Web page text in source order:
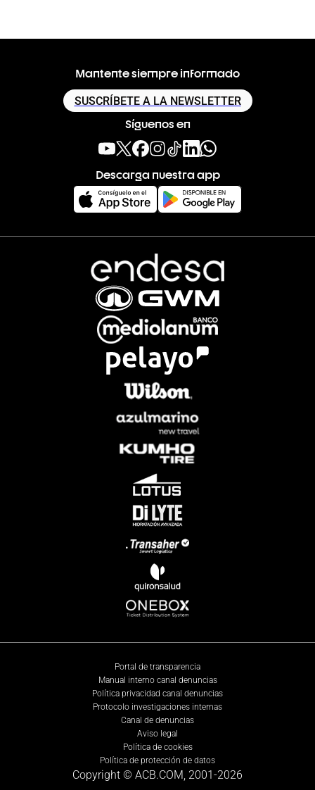
Mantente siempre informado
SUSCRÍBETE A LA NEWSLETTER
Síguenos en
Descarga nuestra app
Portal de transparencia
Manual interno canal denuncias
Política privacidad canal denuncias
Protocolo investigaciones internas
Canal de denuncias
Aviso legal
Política de cookies
Política de protección de datos
Copyright © ACB.COM, 2001-2026